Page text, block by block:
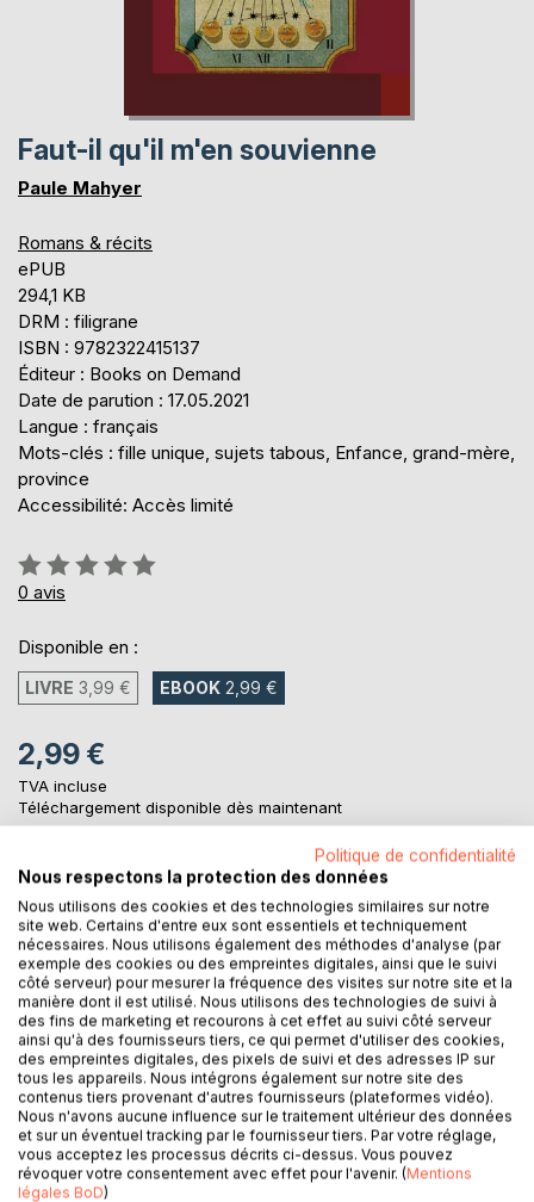
Faut-il qu'il m'en souvienne
Paule Mahyer
Romans & récits
ePUB
294,1 KB
DRM : filigrane
ISBN : 9782322415137
Éditeur : Books on Demand
Date de parution : 17.05.2021
Langue : français
Mots-clés : fille unique, sujets tabous, Enfance, grand-mère,
province
Accessibilité: Accès limité
Évaluation:
0%
0 avis
Disponible en :
LIVRE 3,99 € EBOOK 2,99 €
2,99 €
TVA incluse
Téléchargement disponible dès maintenant
AJOUTER AU PANIER
Ajouter à ma liste d'envies
Laisser un avis
DESCRIPTION
Politique de confidentialité
Nous respectons la protection des données
Nous utilisons des cookies et des technologies similaires sur notre
site web. Certains d'entre eux sont essentiels et techniquement
nécessaires. Nous utilisons également des méthodes d'analyse (par
exemple des cookies ou des empreintes digitales, ainsi que le suivi
côté serveur) pour mesurer la fréquence des visites sur notre site et la
manière dont il est utilisé. Nous utilisons des technologies de suivi à
des fins de marketing et recourons à cet effet au suivi côté serveur
ainsi qu'à des fournisseurs tiers, ce qui permet d'utiliser des cookies,
des empreintes digitales, des pixels de suivi et des adresses IP sur
tous les appareils. Nous intégrons également sur notre site des
contenus tiers provenant d'autres fournisseurs (plateformes vidéo).
Nous n'avons aucune influence sur le traitement ultérieur des données
et sur un éventuel tracking par le fournisseur tiers. Par votre réglage,
vous acceptez les processus décrits ci-dessus. Vous pouvez
révoquer votre consentement avec effet pour l'avenir. (Mentions
légales BoD)